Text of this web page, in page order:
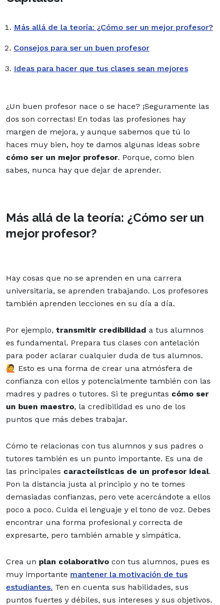
Más allá de la teoría: ¿Cómo ser un mejor profesor?
Consejos para ser un buen profesor
Ideas para hacer que tus clases sean mejores
¿Un buen profesor nace o se hace? ¡Seguramente las
dos son correctas! En todas las profesiones hay
margen de mejora, y aunque sabemos que tú lo
haces muy bien, hoy te damos algunas ideas sobre
cómo ser un mejor profesor. Porque, como bien
sabes, nunca hay que dejar de aprender.
Más allá de la teoría: ¿Cómo ser un
mejor profesor?
Hay cosas que no se aprenden en una carrera
universitaria, se aprenden trabajando. Los profesores
también aprenden lecciones en su día a día.
Por ejemplo, transmitir credibilidad a tus alumnos
es fundamental. Prepara tus clases con antelación
para poder aclarar cualquier duda de tus alumnos.
🙋 Esto es una forma de crear una atmósfera de
confianza con ellos y potencialmente también con las
madres y padres o tutores. Si te preguntas cómo ser
un buen maestro, la credibilidad es uno de los
puntos que más debes trabajar.
Cómo te relacionas con tus alumnos y sus padres o
tutores también es un punto importante. Es una de
las principales caracteíisticas de un profesor ideal.
Pon la distancia justa al principio y no te tomes
demasiadas confianzas, pero vete acercándote a ellos
poco a poco. Cuida el lenguaje y el tono de voz. Debes
encontrar una forma profesional y correcta de
expresarte, pero también amable y simpática.
Crea un plan colaborativo con tus alumnos, pues es
muy importante mantener la motivación de tus
estudiantes. Ten en cuenta sus habilidades, sus
puntos fuertes y débiles, sus intereses y sus objetivos.